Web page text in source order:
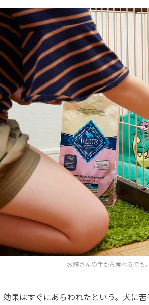
お嬢さんの手から食べる時も
効果はすぐにあらわれたという。犬に